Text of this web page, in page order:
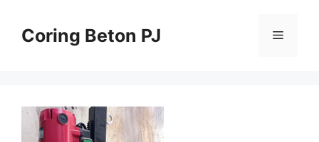
contentCoring Beton PJ Menu